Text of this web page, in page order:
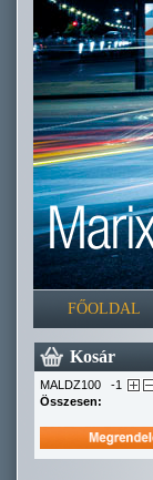
FŐOLDAL
Kosár
MALDZ100 -1
Összesen: